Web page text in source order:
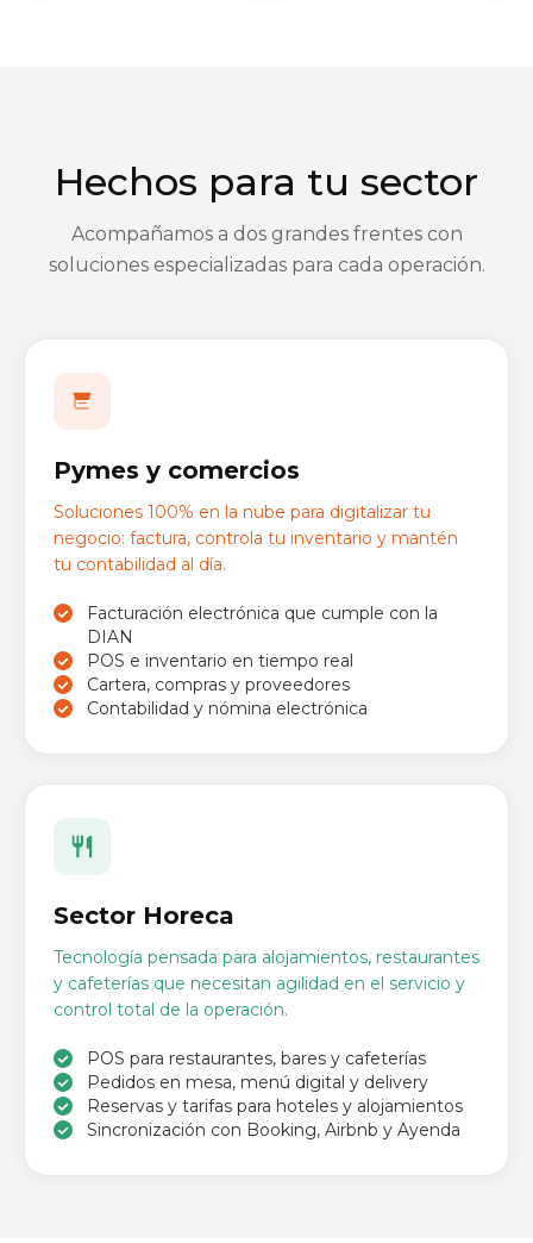
Hechos para tu sector
Acompañamos a dos grandes frentes con
soluciones especializadas para cada operación.
Pymes y comercios
Soluciones 100% en la nube para digitalizar tu
negocio: factura, controla tu inventario y mantén
tu contabilidad al día.
Facturación electrónica que cumple con la
DIAN
POS e inventario en tiempo real
Cartera, compras y proveedores
Contabilidad y nómina electrónica
Sector Horeca
Tecnología pensada para alojamientos, restaurantes
y cafeterías que necesitan agilidad en el servicio y
control total de la operación.
POS para restaurantes, bares y cafeterías
Pedidos en mesa, menú digital y delivery
Reservas y tarifas para hoteles y alojamientos
Sincronización con Booking, Airbnb y Ayenda